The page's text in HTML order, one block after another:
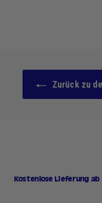
Zurück zu
Kostenlose Lieferung